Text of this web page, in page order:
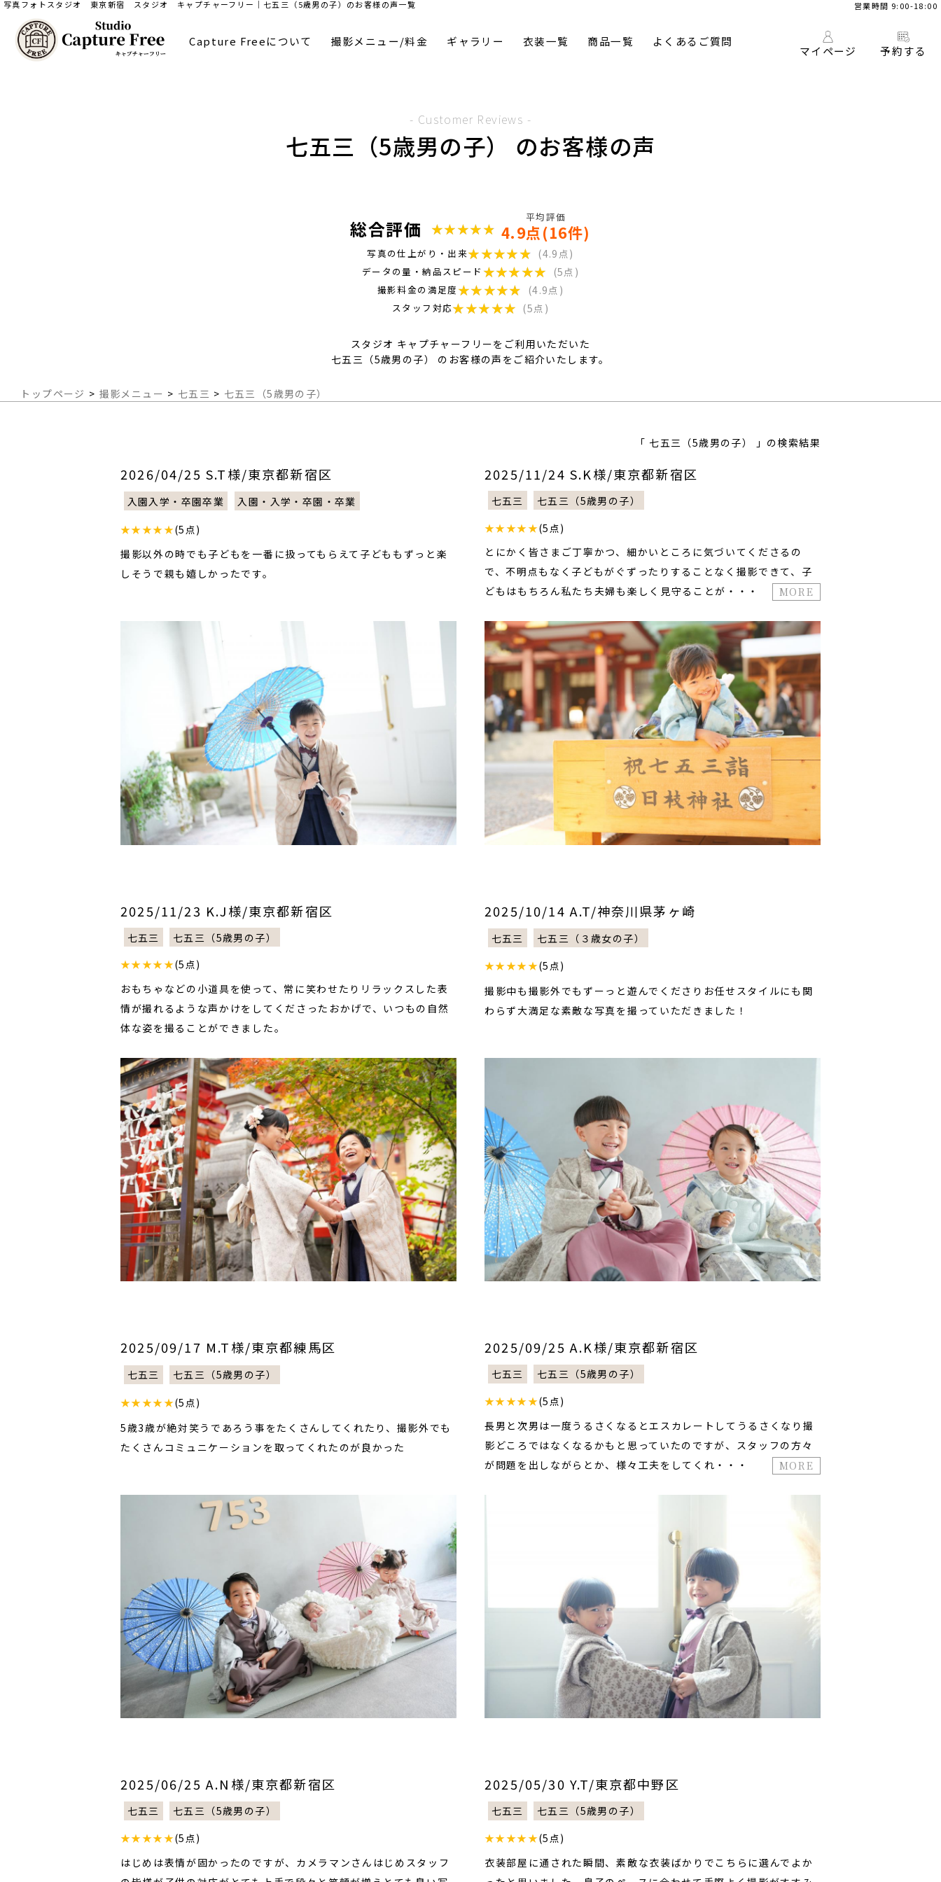
写真フォトスタジオ 東京新宿 スタジオ キャプチャーフリー｜七五三（5歳男の子）のお客様の声一覧 営業時間 9:00-18:00
Capture Freeについて 撮影メニュー/料金 ギャラリー 衣装一覧 商品一覧 よくあるご質問
予約する
マイページ
- Customer Reviews -
七五三（5歳男の子） のお客様の声
総合評価 ★★★★★
★★★★★
平均評価
4.9点(16件)
写真の仕上がり・出来★★★★★
★★★★★ (4.9点)
データの量・納品スピード ★★★★★
★★★★★ (5点)
撮影料金の満足度 ★★★★★
★★★★★ (4.9点)
スタッフ対応★★★★★
★★★★★ (5点)
スタジオ キャプチャーフリーをご利用いただいた
七五三（5歳男の子） のお客様の声をご紹介いたします。
トップページ > 撮影メニュー > 七五三 > 七五三（5歳男の子）
「 七五三（5歳男の子） 」の検索結果
2026/04/25 S.T様/東京都新宿区
入園入学・卒園卒業
入園・入学・卒園・卒業
★★★★★(5点)
撮影以外の時でも子どもを一番に扱ってもらえて子どももずっと楽
しそうで親も嬉しかったです。
2025/11/24 S.K様/東京都新宿区
七五三
七五三（5歳男の子）
★★★★★(5点)
とにかく皆さまご丁寧かつ、細かいところに気づいてくださるの
で、不明点もなく子どもがぐずったりすることなく撮影できて、子
どもはもちろん私たち夫婦も楽しく見守ることが・・・
MORE
2025/11/23 K.J様/東京都新宿区
七五三
七五三（5歳男の子）
★★★★★(5点)
おもちゃなどの小道具を使って、常に笑わせたりリラックスした表
情が撮れるような声かけをしてくださったおかげで、いつもの自然
体な姿を撮ることができました。
2025/10/14 A.T/神奈川県茅ヶ崎
七五三
七五三（３歳女の子）
★★★★★(5点)
撮影中も撮影外でもずーっと遊んでくださりお任せスタイルにも関
わらず大満足な素敵な写真を撮っていただきました！
2025/09/17 M.T様/東京都練馬区
七五三
七五三（5歳男の子）
★★★★★(5点)
5歳3歳が絶対笑うであろう事をたくさんしてくれたり、撮影外でも
たくさんコミュニケーションを取ってくれたのが良かった
2025/09/25 A.K様/東京都新宿区
七五三
七五三（5歳男の子）
★★★★★(5点)
長男と次男は一度うるさくなるとエスカレートしてうるさくなり撮
影どころではなくなるかもと思っていたのですが、スタッフの方々
が問題を出しながらとか、様々工夫をしてくれ・・・
MORE
2025/06/25 A.N様/東京都新宿区
七五三
七五三（5歳男の子）
★★★★★(5点)
はじめは表情が固かったのですが、カメラマンさんはじめスタッフ
2025/05/30 Y.T/東京都中野区
七五三
七五三（5歳男の子）
★★★★★(5点)
衣装部屋に通された瞬間、素敵な衣装ばかりでこちらに選んでよか